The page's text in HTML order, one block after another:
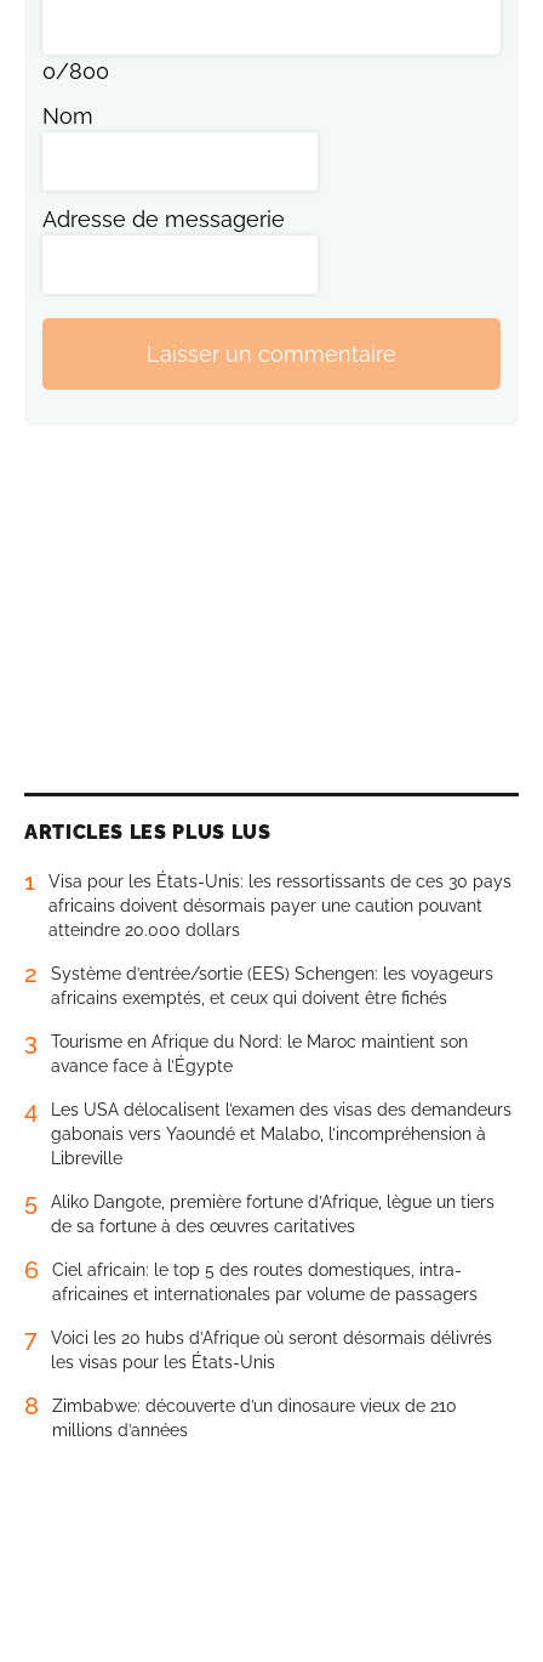
0/800
Nom
Adresse de messagerie
Laisser un commentaire
ARTICLES LES PLUS LUS
1
Visa pour les États-Unis: les ressortissants de ces 30 pays
africains doivent désormais payer une caution pouvant
atteindre 20.000 dollars
2
Système d’entrée/sortie (EES) Schengen: les voyageurs
africains exemptés, et ceux qui doivent être fichés
3
Tourisme en Afrique du Nord: le Maroc maintient son
avance face à l’Égypte
4
Les USA délocalisent l’examen des visas des demandeurs
gabonais vers Yaoundé et Malabo, l’incompréhension à
Libreville
5
Aliko Dangote, première fortune d’Afrique, lègue un tiers
de sa fortune à des œuvres caritatives
6
Ciel africain: le top 5 des routes domestiques, intra-
africaines et internationales par volume de passagers
7
Voici les 20 hubs d’Afrique où seront désormais délivrés
les visas pour les États-Unis
8
Zimbabwe: découverte d’un dinosaure vieux de 210
millions d’années